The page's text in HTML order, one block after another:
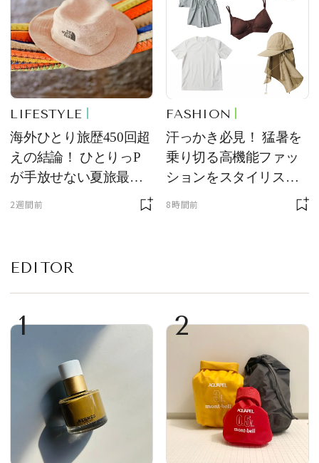
LIFESTYLE
海外ひとり旅歴450回超
えの結論！ ひとりっP
が手放せない夏旅最強
2週間前
FASHION
汗っかき必見！ 猛暑を
乗り切る高機能ファッ
ションをスタイリスト
8時間前
EDITOR
1 2